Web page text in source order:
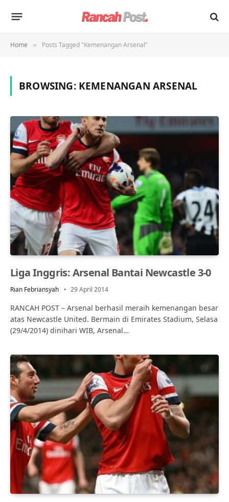
Home » Posts Tagged "Kemenangan Arsenal"
BROWSING: KEMENANGAN ARSENAL
Liga Inggris: Arsenal Bantai Newcastle 3-0
Rian Febriansyah 29 April 2014
RANCAH POST – Arsenal berhasil meraih kemenangan besar
atas Newcastle United. Bermain di Emirates Stadium, Selasa
(29/4/2014) dinihari WIB, Arsenal…